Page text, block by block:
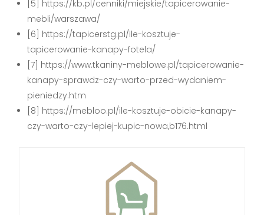
[5] https://kb.pl/cenniki/miejskie/tapicerowanie-
mebli/warszawa/
[6] https://tapicerstg.pl/ile-kosztuje-
tapicerowanie-kanapy-fotela/
[7] https://www.tkaniny-meblowe.pl/tapicerowanie-
kanapy-sprawdz-czy-warto-przed-wydaniem-
pieniedzy.htm
[8] https://mebloo.pl/ile-kosztuje-obicie-kanapy-
czy-warto-czy-lepiej-kupic-nowa,b176.html